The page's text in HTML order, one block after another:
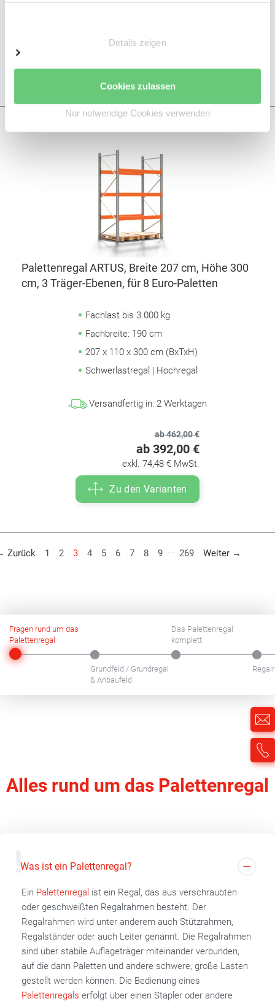
Details zeigen
Cookies zulassen
Nur notwendige Cookies verwenden
exkl. 60,23 € MwSt.
Palettenregal ARTUS, Breite 207 cm, Höhe 300
cm, 3 Träger-Ebenen, für 8 Euro-Paletten
Fachlast bis 3.000 kg
Fachbreite: 190 cm
207 x 110 x 300 cm (BxTxH)
Schwerlastregal | Hochregal
Versandfertig in: 2 Werktagen
ab 462,00 €
ab 392,00 €
exkl. 74,48 € MwSt.
Zu den Varianten
Zurück Zurück
1 2 3 4 5 6 7 8 9 ... 269 Weiter →
Fragen rund um das
Palettenregal
Das Palettenregal
komplett
Grundfeld / Grundregal
& Anbaufeld
Alles rund um das Palettenregal
Was ist ein Palettenregal?
Ein Palettenregal ist ein Regal, das aus verschraubten
oder geschweißten Regalrahmen besteht. Der
Regalrahmen wird unter anderem auch Stützrahmen,
Regalständer oder auch Leiter genannt. Die Regalrahmen
sind über stabile Auflageträger miteinander verbunden,
auf die dann Paletten und andere schwere, große Lasten
gestellt werden können. Die Bedienung eines
Palettenregals erfolgt über einen Stapler oder andere